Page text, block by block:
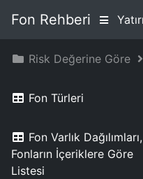
Fon Rehberi
Risk Değerine Göre
Fon Türleri
Fon Varlık Dağılımları,
Fonların İçeriklere Göre
Listesi